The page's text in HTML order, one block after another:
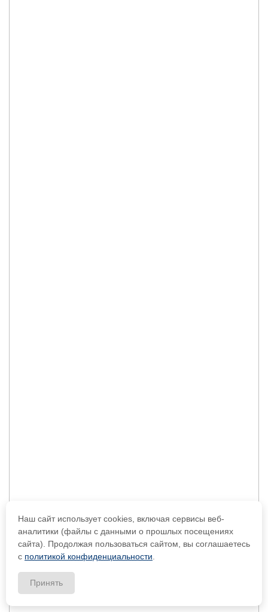
Наш сайт использует cookies, включая сервисы веб-
аналитики (файлы с данными о прошлых посещениях
сайта). Продолжая пользоваться сайтом, вы соглашаетесь
с политикой конфиденциальности
Принять